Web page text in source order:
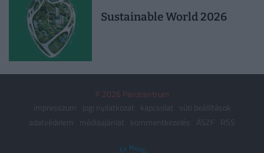
Sustainable World 2026
© 2026 Pénzcentrum
impresszum
jogi nyilatkozat kapcsolat
süti beállítások
adatvédelem
médiaajánlat kommentkezelés ÁSZF RSS